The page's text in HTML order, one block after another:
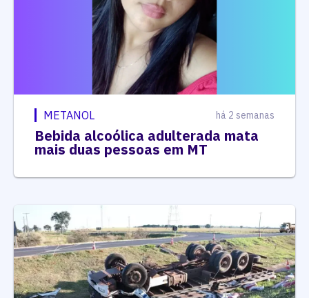
METANOL há 2 semanas
Bebida alcoólica adulterada mata
mais duas pessoas em MT